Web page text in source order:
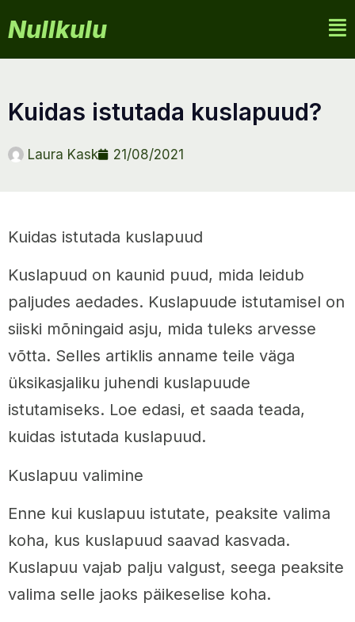
Nullkulu
kuidas istutada kuslapuud?
Laura Kask 21/08/2021
Kuidas istutada kuslapuud
Kuslapuud on kaunid puud, mida leidub
paljudes aedades. Kuslapuude istutamisel on
siiski mõningaid asju, mida tuleks arvesse
võtta. Selles artiklis anname teile väga
üksikasjaliku juhendi kuslapuude
istutamiseks. Loe edasi, et saada teada,
kuidas istutada kuslapuud.
Kuslapuu valimine
Enne kui kuslapuu istutate, peaksite valima
koha, kus kuslapuud saavad kasvada.
Kuslapuu vajab palju valgust, seega peaksite
valima selle jaoks päikeselise koha.